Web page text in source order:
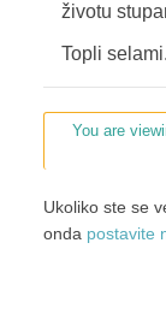
životu
Topli selami.
You are
Ukoliko ste se
onda postavite